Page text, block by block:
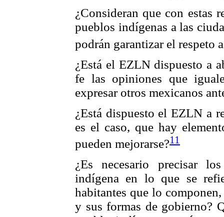
¿Consideran que con estas
pueblos indígenas a las
podrán garantizar el respeto
¿Está el EZLN dispuesto a
fe las opiniones que
expresar otros mexicanos
¿Está dispuesto el EZLN a
es el caso, que hay
pueden mejorarse?11
¿Es necesario precisar
indígena en lo que se
habitantes que lo
y sus formas de gobierno?